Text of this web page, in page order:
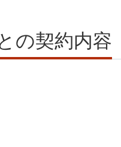
の契約内容